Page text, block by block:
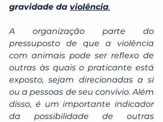
gravidade da violência.
A organização parte do
pressuposto de que a violência
com animais pode ser reflexo de
outras às quais o praticante está
exposto, sejam direcionadas a si
ou a pessoas de seu convívio. Além
disso, é um importante indicador
da possibilidade de outras